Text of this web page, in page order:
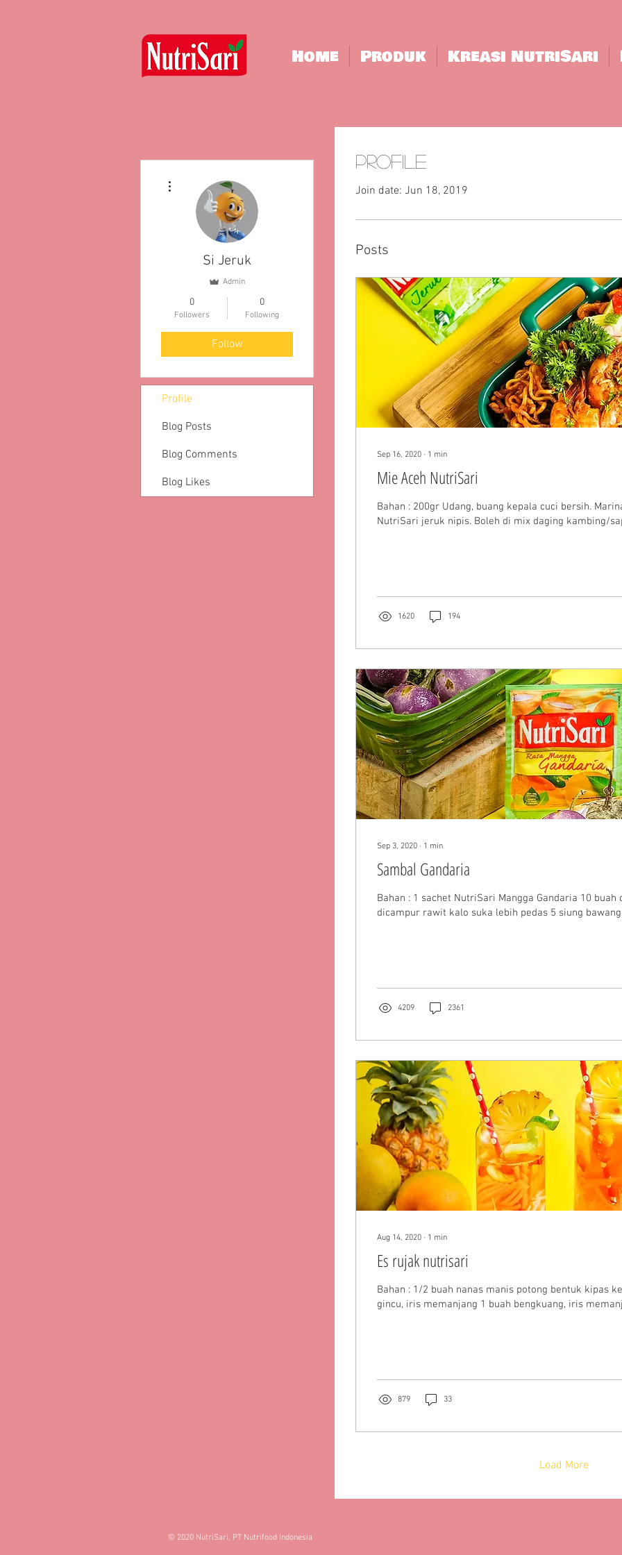
Home Produk Kreasi NutriSari
Profile
Join date: Jun 18, 2019
Posts
Sep 16, 2020 ∙ 1 min
Mie Aceh NutriSari
Bahan : 200gr Udang, buang kepala cuci bersih. Marinasi dengan 1 sachet
NutriSari jeruk nipis. Boleh di mix daging kambing/
1620 194
Sep 3, 2020 ∙ 1 min
Sambal Gandaria
Bahan : 1 sachet NutriSari Mangga Gandaria 10 buah
dicampur rawit kalo suka lebih pedas 5 siung
4209 2361
Aug 14, 2020 ∙ 1 min
Es rujak nutrisari
Bahan : 1/2 buah nanas manis potong bentuk kipas
gincu, iris memanjang 1 buah bengkuang, iris
879 33
Load More
Si Jeruk
Admin
0
Followers
0
Following
Follow
Profile
Blog Posts
Blog Comments
Blog Likes
© 2020 NutriSari, PT Nutrifood Indonesia